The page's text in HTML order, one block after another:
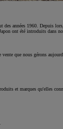
années 1960.
ont été introduits dans
que nous gérons
et marques qu'elles